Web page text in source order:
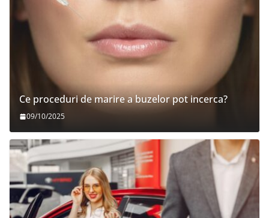
Ce proceduri de marire a buzelor pot incerca?
09/10/2025